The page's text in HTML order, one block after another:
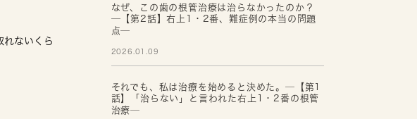
れないくら
なぜ、この歯の根管治療は治らなかったのか？
─【第2話】右上1・2番、難症例の本当の問題
点─
2026.01.09
それでも、私は治療を始めると決めた。─【第1
話】「治らない」と言われた右上1・2番の根管
治療─